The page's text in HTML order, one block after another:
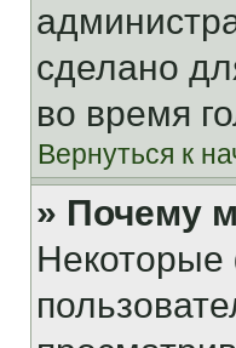
сделано
во время
Вернуться к
» Почему